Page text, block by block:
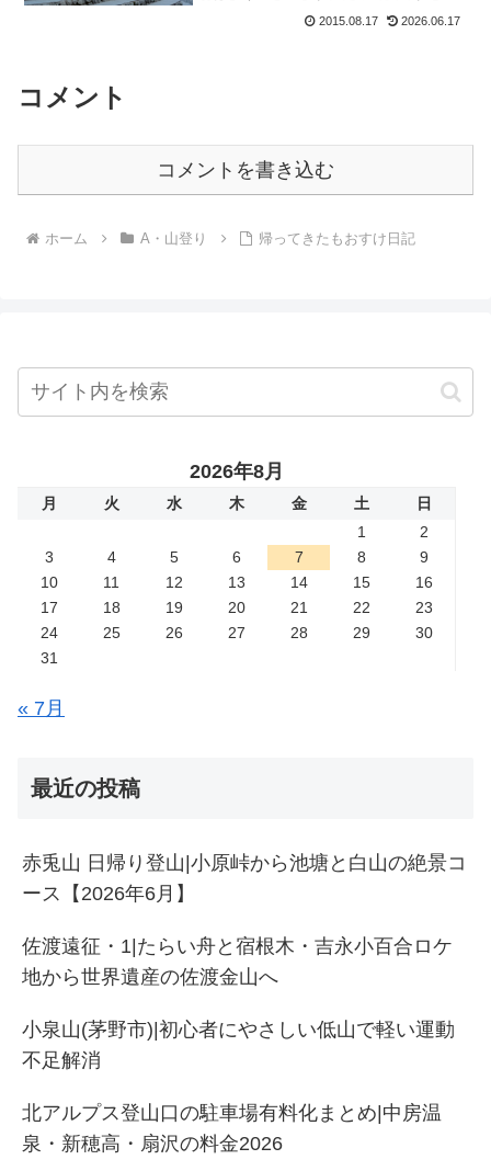
の！って感じでしょ？ずっとずっと登っ
2015.08.17 2026.06.17
コメント
コメントを書き込む
ホーム A・山登り 帰ってきたもおすけ日記
2026年8月
月 火 水 木 金 土
日
1
2
3
4 5 6 7 8
9
10
11 12 13 14 15
16
17
18 19 20 21 22
23
24
25 26 27 28 29
30
31
« 7月
最近の投稿
赤兎山 日帰り登山|小原峠から池塘と白山の絶景コ
ース【2026年6月】
佐渡遠征・1|たらい舟と宿根木・吉永小百合ロケ
地から世界遺産の佐渡金山へ
小泉山(茅野市)|初心者にやさしい低山で軽い運動
不足解消
北アルプス登山口の駐車場有料化まとめ|中房温
泉・新穂高・扇沢の料金2026